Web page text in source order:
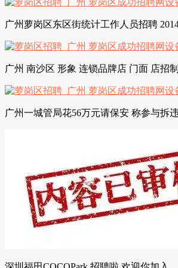
广州萝岗区东区街统计工作人员招聘
广州 南沙区 形象 连锁品牌店 门面 店招
广州一城管局花56万元请保安 称参与拆